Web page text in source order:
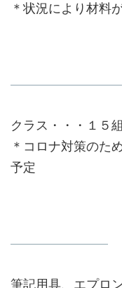
＊状況により材料
クラス・・・１５組
＊コロナ対策のた
予定
筆記用具、エプロ